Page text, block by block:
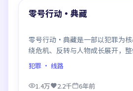
最新
零号行动·典藏
零号行动·典藏是一部以犯罪为
绕危机、反转与人物成长展开，
推荐观看。
犯罪 · 线路
1.4万 2.2千 6年前